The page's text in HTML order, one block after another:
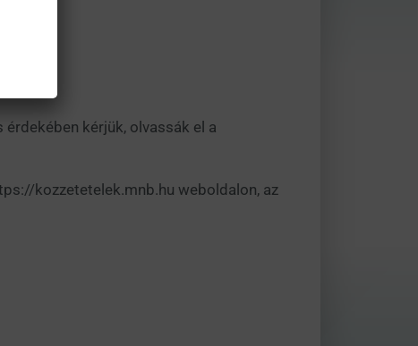
kérjük, olvassák el a
kozzetetelek.mnb.hu weboldalon, az